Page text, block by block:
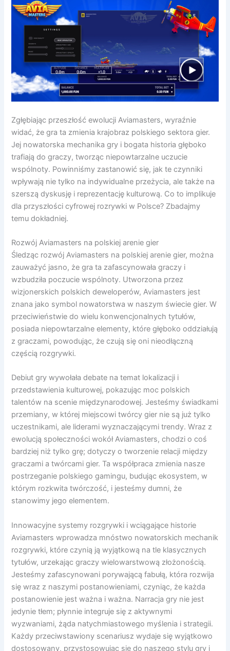
Zgłębiając przeszłość ewolucji Aviamasters, wyraźnie
widać, że gra ta zmienia krajobraz polskiego sektora gier.
Jej nowatorska mechanika gry i bogata historia głęboko
trafiają do graczy, tworząc niepowtarzalne uczucie
wspólnoty. Powinniśmy zastanowić się, jak te czynniki
wpływają nie tylko na indywidualne przeżycia, ale także na
szerszą dyskusję i reprezentację kulturową. Co to implikuje
dla przyszłości cyfrowej rozrywki w Polsce? Zbadajmy
temu dokładniej.
Rozwój Aviamasters na polskiej arenie gier
Śledząc rozwój Aviamasters na polskiej arenie gier, można
zauważyć jasno, że gra ta zafascynowała graczy i
wzbudziła poczucie wspólnoty. Utworzona przez
wizjonerskich polskich deweloperów, Aviamasters jest
znana jako symbol nowatorstwa w naszym świecie gier. W
przeciwieństwie do wielu konwencjonalnych tytułów,
posiada niepowtarzalne elementy, które głęboko oddziałują
z graczami, powodując, że czują się oni nieodłączną
częścią rozgrywki.
Debiut gry wywołała debate na temat lokalizacji i
przedstawienia kulturowej, pokazując moc polskich
talentów na scenie międzynarodowej. Jesteśmy świadkami
przemiany, w której miejscowi twórcy gier nie są już tylko
uczestnikami, ale liderami wyznaczającymi trendy. Wraz z
ewolucją społeczności wokół Aviamasters, chodzi o coś
bardziej niż tylko grę; dotyczy o tworzenie relacji między
graczami a twórcami gier. Ta współpraca zmienia nasze
postrzeganie polskiego gamingu, budując ekosystem, w
którym rozkwita twórczość, i jesteśmy dumni, że
stanowimy jego elementem.
Innowacyjne systemy rozgrywki i wciągające historie
Aviamasters wprowadza mnóstwo nowatorskich mechanik
rozgrywki, które czynią ją wyjątkową na tle klasycznych
tytułów, urzekając graczy wielowarstwową złożonością.
Jesteśmy zafascynowani porywającą fabułą, która rozwija
się wraz z naszymi postanowieniami, czyniąc, że każda
postanowienie jest ważna i ważna. Narracja gry nie jest
jedynie tłem; płynnie integruje się z aktywnymi
wyzwaniami, żąda natychmiastowego myślenia i strategii.
Każdy przeciwstawiony scenariusz wydaje się wyjątkowo
dostosowany, przystosowując się do naszego stylu gry i